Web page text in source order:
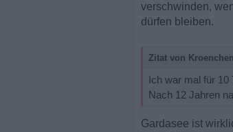
verschwinden,
dürfen bleiben.
Zitat von
Ich war mal für 10
Nach 12 Jahren
Gardasee ist